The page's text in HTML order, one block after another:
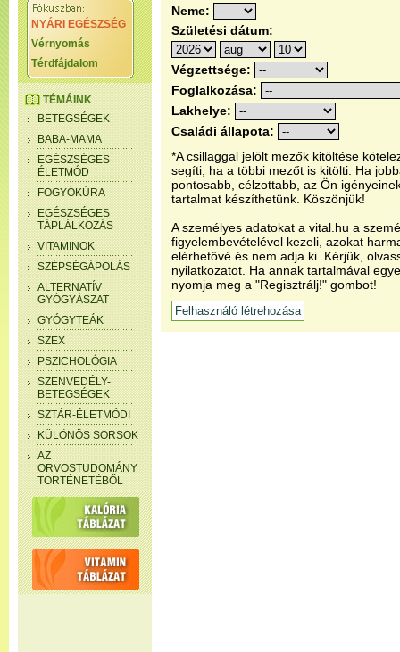
NYÁRI EGÉSZSÉG
Vérnyomás
Térdfájdalom
TÉMÁINK
BETEGSÉGEK
BABA-MAMA
EGÉSZSÉGES
ÉLETMÓD
FOGYÓKÚRA
EGÉSZSÉGES
TÁPLÁLKOZÁS
VITAMINOK
SZÉPSÉGÁPOLÁS
ALTERNATÍV
GYÓGYÁSZAT
GYÓGYTEÁK
SZEX
PSZICHOLÓGIA
SZENVEDÉLY-
BETEGSÉGEK
SZTÁR-ÉLETMÓDI
KÜLÖNÖS SORSOK
AZ
ORVOSTUDOMÁNY
TÖRTÉNETÉBŐL
Neme:
Születési dátum:
Végzettsége:
Foglalkozása:
Lakhelye:
Családi állapota:
*A csillaggal jelölt mezők kitöltése
segíti, ha a többi mezőt is kitölti. Ha
pontosabb, célzottabb, az Ön
tartalmat készíthetünk. Köszönjük!
A személyes adatokat a vital.hu a
figyelembevételével kezeli, azokat
elérhetővé és nem adja ki. Kérjük,
nyilatkozatot. Ha annak tartalmával
nyomja meg a "Regisztrálj!" gombot!